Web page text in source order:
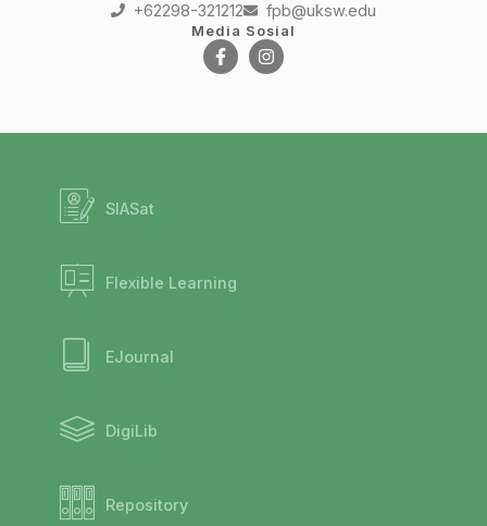
+62298-321212 fpb@uksw.edu
Media Sosial
SIASat
Flexible Learning
EJournal
DigiLib
Repository